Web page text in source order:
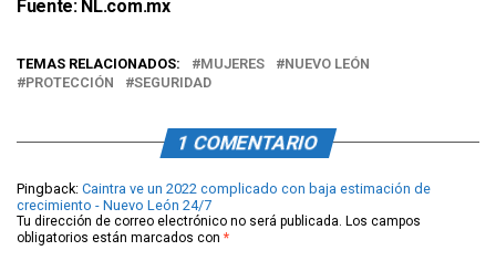
Fuente: NL.com.mx
TEMAS RELACIONADOS: MUJERES
NUEVO LEÓN
PROTECCIÓN
SEGURIDAD
1 COMENTARIO
Pingback: Caintra ve un 2022 complicado con baja estimación de
crecimiento - Nuevo León 24/7
Tu dirección de correo electrónico no será publicada. Los campos
obligatorios están marcados con *